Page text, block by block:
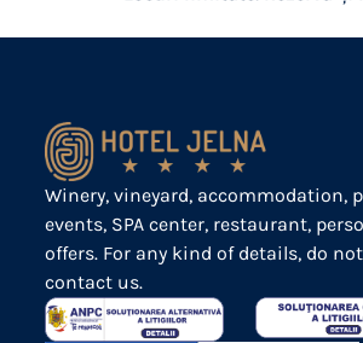
Winery, vineyard, accommodation,
events, SPA center, restaurant,
offers. For any kind of details, do
contact us.